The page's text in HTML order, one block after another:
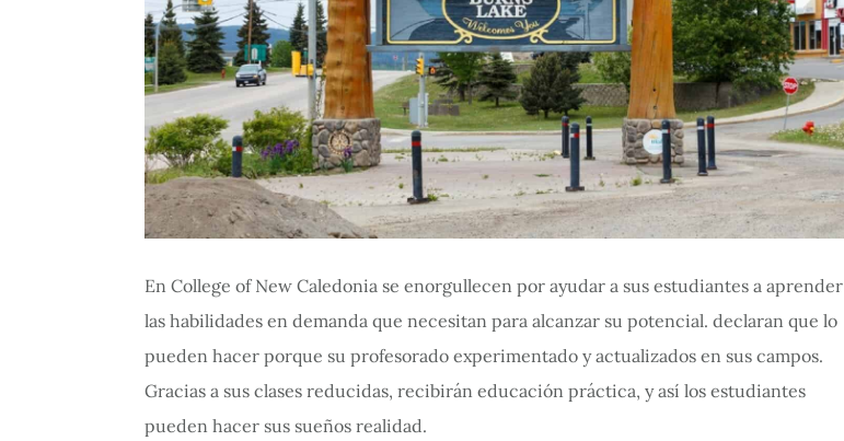
En College of New Caledonia se enorgullecen por ayudar a sus estudiantes a aprender
las habilidades en demanda que necesitan para alcanzar su potencial. declaran que lo
pueden hacer porque su profesorado experimentado y actualizados en sus campos.
Gracias a sus clases reducidas, recibirán educación práctica, y así los estudiantes
pueden hacer sus sueños realidad.